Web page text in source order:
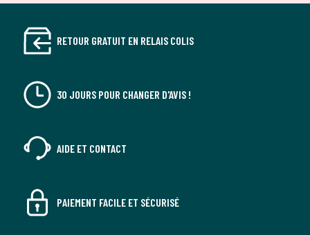
RETOUR GRATUIT EN RELAIS COLIS
30 JOURS POUR CHANGER D'AVIS !
AIDE ET CONTACT
PAIEMENT FACILE ET SÉCURISÉ